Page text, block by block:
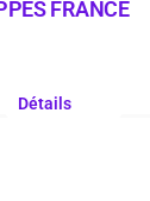
FRANCE
Détails